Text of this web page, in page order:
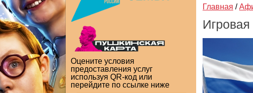
Оцените условия
предоставления услуг
используя QR-код или
перейдите по ссылке ниже
Главная /